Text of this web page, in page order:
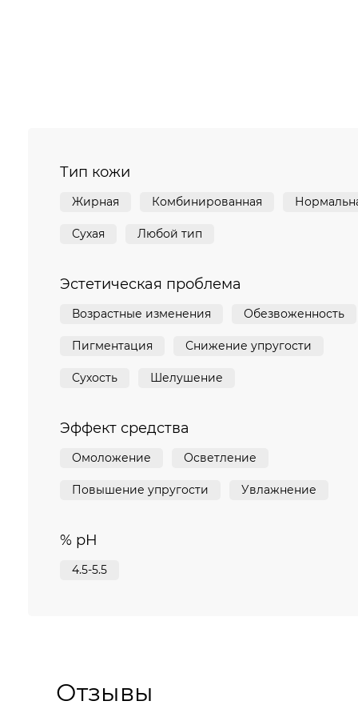
Тип кожи
Жирная Комбинированная
Сухая Любой тип
Эстетическая проблема
Возрастные изменения Обезвоженность
Пигментация Снижение упругости
Сухость Шелушение
Эффект средства
Омоложение Осветление
Повышение упругости Увлажнение
% pH
4.5-5.5
Отзывы